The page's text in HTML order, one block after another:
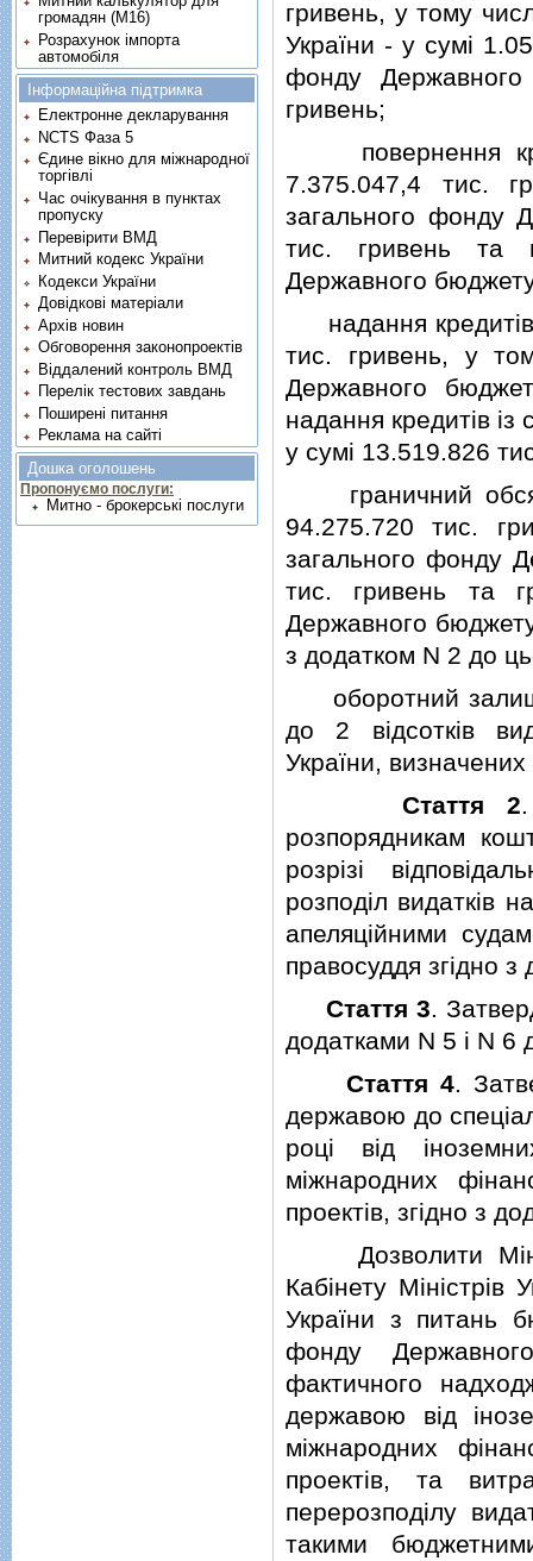
гривень, у тому
України - у сумi
фонду
гривень;
повернення
7.375.047,4 тис.
загального фонду
тис. гривень та
Державного
надання кредитiв
тис. гривень, у
Державного
надання кредитiв iз
у сумi 13.519.826
граничний
94.275.720 тис.
загального фонду
тис. гривень та
Державного
з додатком N 2 до
оборотний
до 2 вiдсоткiв
України,
Стаття 2
розпорядникам
розрiзi
розподiл видаткiв
апеляцiйними
правосуддя згiдно
Стаття 3.
додатками N 5 i N 6
Стаття 4.
державою до
роцi вiд
мiжнародних
проектiв, згiдно з
Дозволити
Кабiнету Мiнiстрiв
України з питань
фонду
фактичного
державою вiд
мiжнародних
проектiв, та
перерозподiлу
такими
громадян (М16)
Розрахунок імпорта
автомобіля
Інформаційна підтримка
Електронне декларування
NCTS Фаза 5
Єдине вікно для міжнародної
торгівлі
Час очікування в пунктах
пропуску
Перевірити ВМД
Митний кодекс України
Кодекси України
Довідкові матеріали
Архів новин
Обговорення законопроектів
Віддалений контроль ВМД
Перелік тестових завдань
Поширені питання
Реклама на сайті
Дошка оголошень
Пропонуємо послуги:
Митно - брокерські послуги